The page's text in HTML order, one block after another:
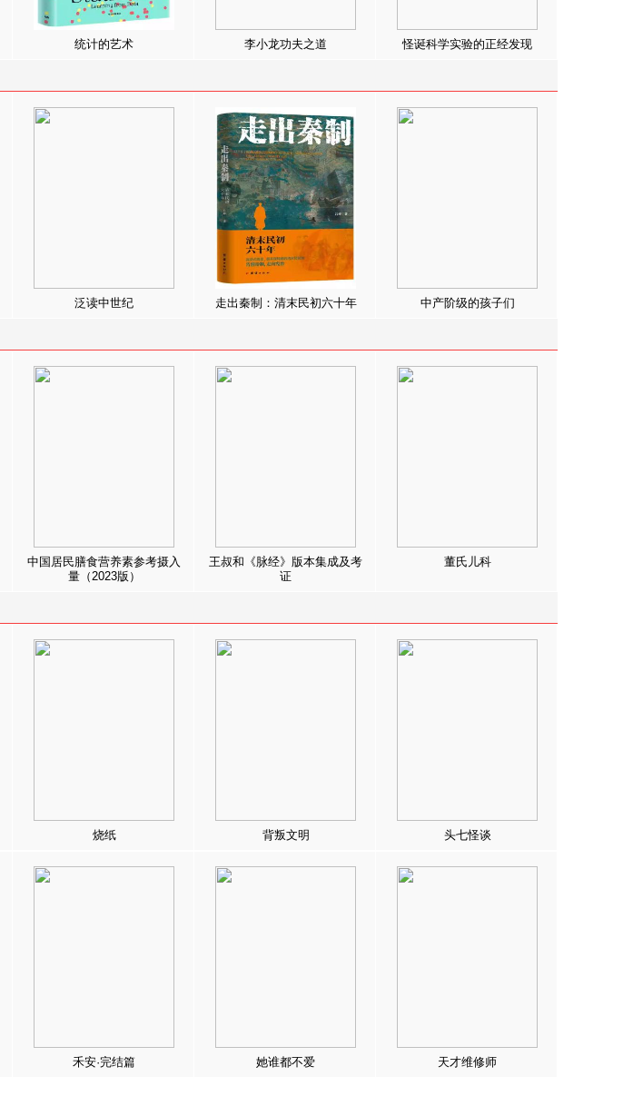
统计的艺术 李小龙功夫之道 怪诞科学实验的正经发现
泛读中世纪 走出秦制：清末民初六十年 中产阶级的孩子们
中国居民膳食营养素参考摄入
量（2023版）
王叔和《脉经》版本集成及考
证
董氏儿科
烧纸 背叛文明 头七怪谈
禾安·完结篇 她谁都不爱 天才维修师